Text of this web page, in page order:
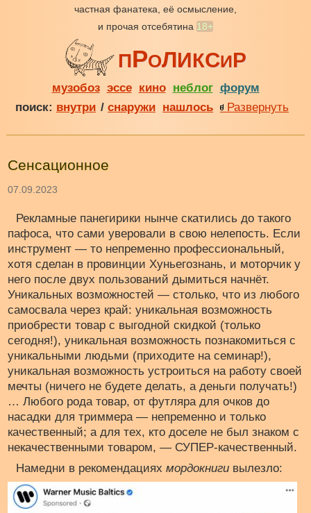
частная фанатека, её осмысление,
и прочая отсебятина 18+
ПРОЛИКСИР
музобоз эссе кино неблог форум
поиск: внутри / снаружи нашлось Развернуть
Сенсационное
07.09.2023
Рекламные панегирики нынче скатились до такого
пафоса, что сами уверовали в свою нелепость. Если
инструмент — то непременно профессиональный,
хотя сделан в провинции Хуньегознань, и моторчик у
него после двух пользований дымиться начнёт.
Уникальных возможностей — столько, что из любого
самосвала через край: уникальная возможность
приобрести товар с выгодной скидкой (только
сегодня!), уникальная возможность познакомиться с
уникальными людьми (приходите на семинар!),
уникальная возможность устроиться на работу своей
мечты (ничего не будете делать, а деньги получать!)
… Любого рода товар, от футляра для очков до
насадки для триммера — непременно и только
качественный; а для тех, кто доселе не был знаком с
некачественными товаром, — СУПЕР-качественный.
Намедни в рекомендациях мордокниги вылезло: